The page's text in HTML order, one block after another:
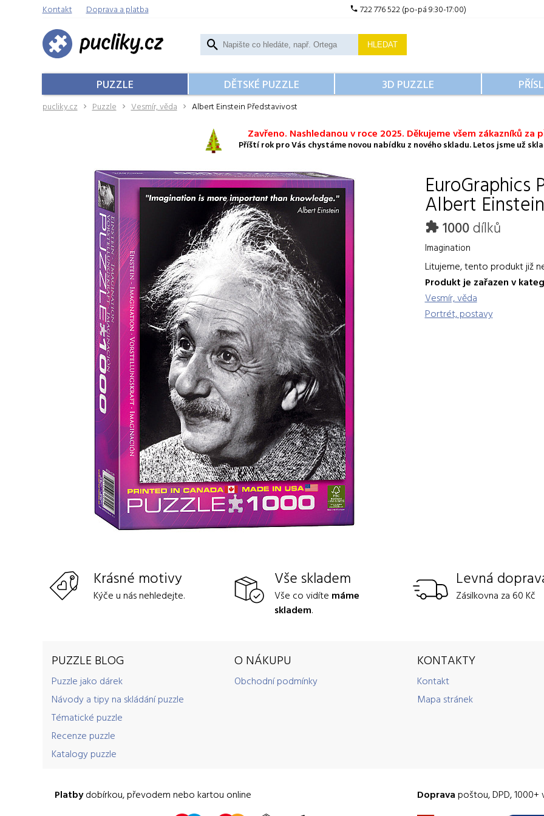
Kontakt Doprava a platba 722 776 522 (po-pá 9:30-17:00)
HLEDAT
PUZZLE DĚTSKÉ PUZZLE 3D PUZZLE
pucliky.cz Puzzle Vesmír, věda Albert Einstein Představivost
Zavřeno. Nashledanou v roce 2025. Děkujeme všem zákazníků za
Příští rok pro Vás chystáme novou nabídku z nového skladu. Letos jsme už
EuroGraphics
Albert
1000dílků
Imagination
Litujeme, tento produkt již
Produkt je zařazen v
Vesmír, věda
Portrét, postavy
Krásné motivy
Kýče u nás nehledejte.
Vše skladem
Vše co vidíte máme
skladem.
Levná
Zásilkovna za 60 Kč
PUZZLE BLOG
Puzzle jako dárek
Návody a tipy na skládání puzzle
Tématické puzzle
Recenze puzzle
Katalogy puzzle
O NÁKUPU
Obchodní podmínky
KONTAKTY
Kontakt
Mapa stránek
Platbydobírkou, převodem nebo kartou online Doprava poštou, DPD,